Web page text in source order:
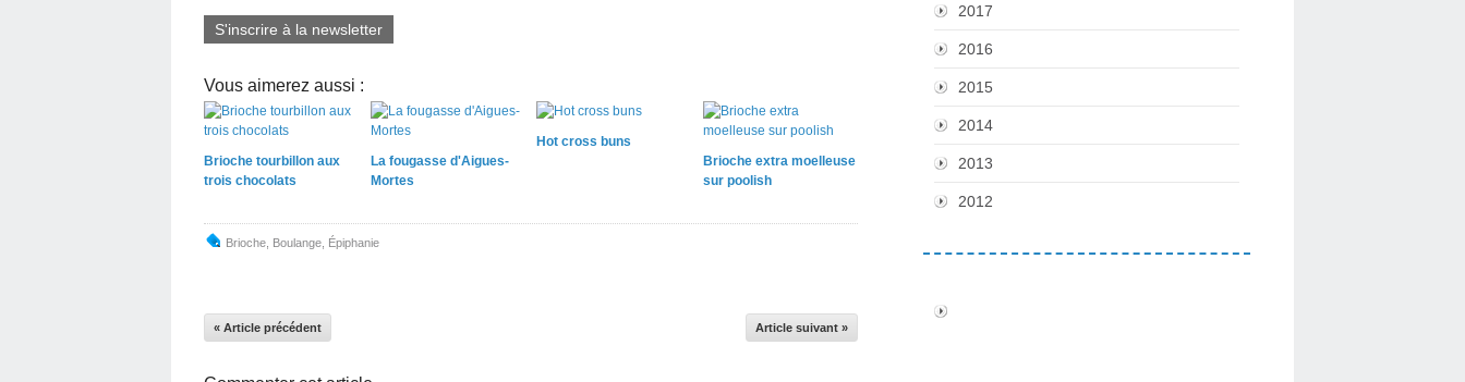
S'inscrire à la newsletter
Vous aimerez aussi :
Brioche tourbillon aux
trois chocolats
La fougasse d'Aigues-
Mortes
Hot cross buns
Brioche extra moelleuse
sur poolish
Brioche Boulange Épiphanie
« Article précédent Article suivant »
2017
2016
2015
2014
2013
2012